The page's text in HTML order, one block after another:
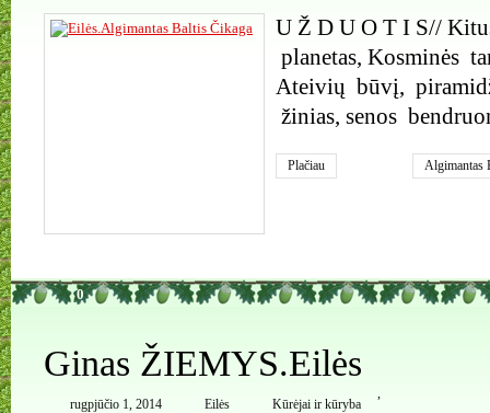
U Ž D U O T I S//
planetas, Kosminės
Ateivių būvį,
žinias, senos
Plačiau Algimantas
0
Ginas ŽIEMYS.Eilės
rugpjūčio 1, 2014 Eilės
,
Kūrėjai ir kūryba